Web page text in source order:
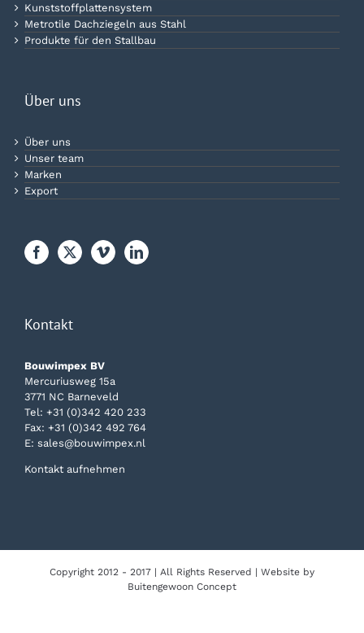
Kunststoffplattensystem
Metrotile Dachziegeln aus Stahl
Produkte für den Stallbau
Über uns
Über uns
Unser team
Marken
Export
Kontakt
Bouwimpex BV
Mercuriusweg 15a
3771 NC Barneveld
Tel: +31 (0)342 420 233
Fax: +31 (0)342 492 764
E: sales@bouwimpex.nl
Kontakt aufnehmen
Copyright 2012 - 2017 | All Rights Reserved | Website by
Buitengewoon Concept